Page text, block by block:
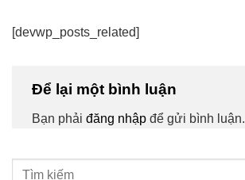
[devwp_posts_related]
Để lại một bình luận
Bạn phải đăng nhập để gửi bình luận.